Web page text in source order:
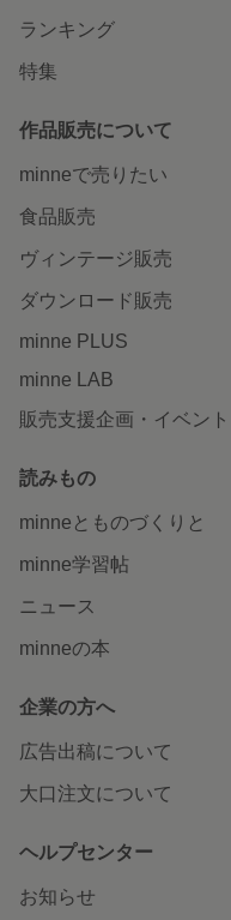
ランキング
特集
作品販売について
minneで売りたい
食品販売
ヴィンテージ販売
ダウンロード販売
minne PLUS
minne LAB
販売支援企画・イベント
読みもの
minneとものづくりと
minne学習帖
ニュース
minneの本
企業の方へ
広告出稿について
大口注文について
ヘルプセンター
お知らせ